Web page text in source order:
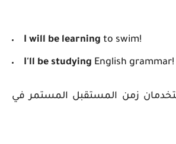
I will be learning to swim!
I'll be studying English grammar!
زمن المستقبل المستمر في